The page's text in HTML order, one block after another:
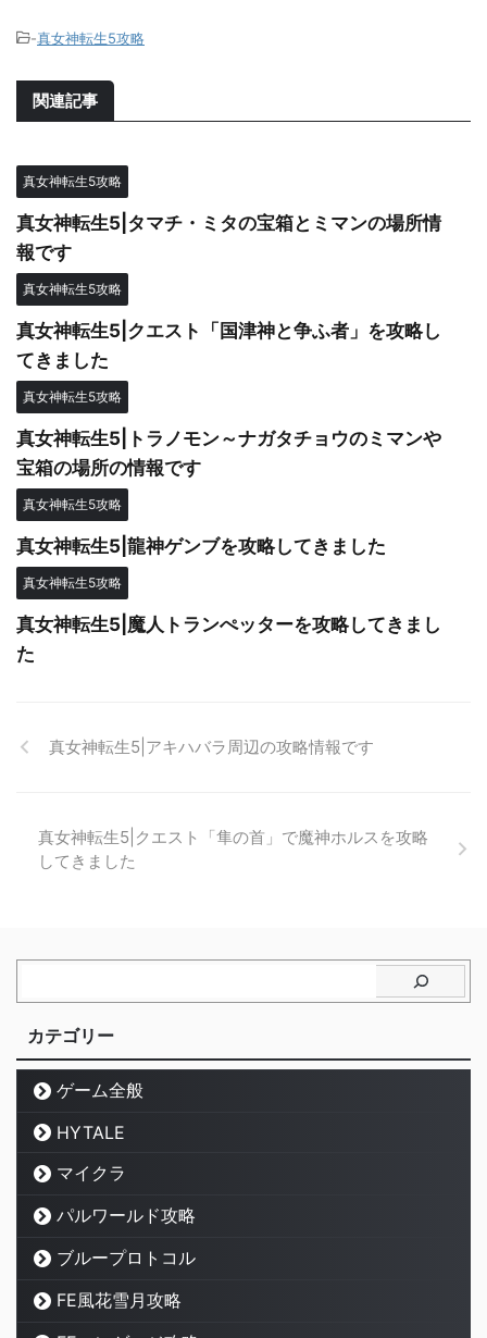
-真女神転生5攻略
関連記事
真女神転生5攻略
真女神転生5|タマチ・ミタの宝箱とミマンの場所情
報です
真女神転生5攻略
真女神転生5|クエスト「国津神と争ふ者」を攻略し
てきました
真女神転生5攻略
真女神転生5|トラノモン～ナガタチョウのミマンや
宝箱の場所の情報です
真女神転生5攻略
真女神転生5|龍神ゲンブを攻略してきました
真女神転生5攻略
真女神転生5|魔人トランぺッターを攻略してきまし
た
真女神転生5|アキハバラ周辺の攻略情報です
真女神転生5|クエスト「隼の首」で魔神ホルスを攻略
してきました
カテゴリー
ゲーム全般
HYTALE
マイクラ
パルワールド攻略
ブループロトコル
FE風花雪月攻略